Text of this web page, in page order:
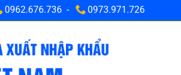
0962.676.736 - 0973.971.726